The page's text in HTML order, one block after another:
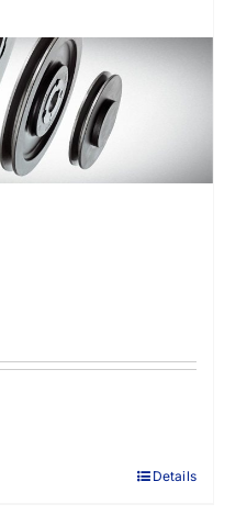
Details